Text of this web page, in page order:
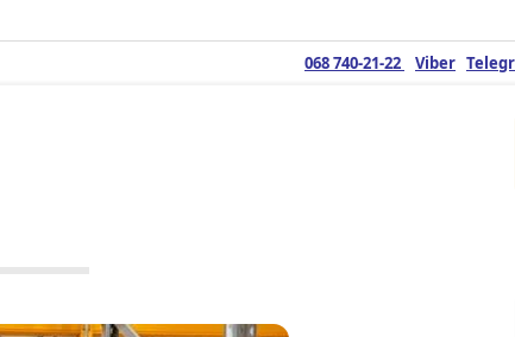
068 740-21-22 Viber